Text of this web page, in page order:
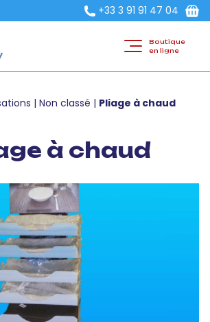
+33 3 91 91 47 04
Boutique
en ligne
| Non classé | Pliage à chaud
à chaud